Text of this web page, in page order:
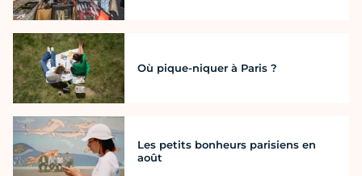
Où pique-niquer à Paris ?
Les petits bonheurs parisiens en
août